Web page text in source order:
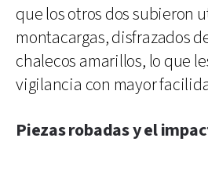
que los otros dos subieron
montacargas, disfrazados
chalecos amarillos, lo que
vigilancia con mayor
Piezas robadas y el